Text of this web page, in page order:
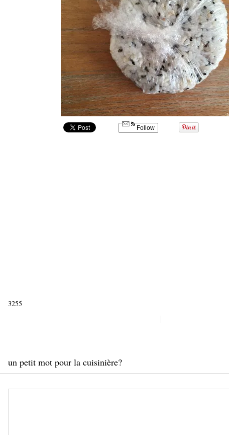
Follow
3255
un petit mot pour la cuisinière?